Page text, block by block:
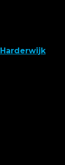
Harderwijk